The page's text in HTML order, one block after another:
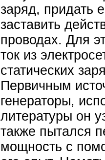
заряд, придать
заставить
проводах. Для
ток из
статических
Первичным
генераторы,
литературы он
также пытался
мощность с